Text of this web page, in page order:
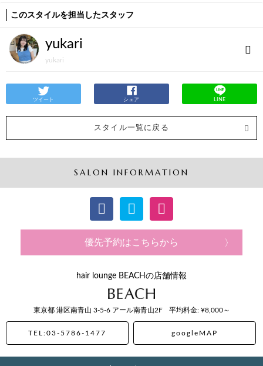
このスタイルを担当したスタッフ
yukari
yukari
ツイート シェア LINE
スタイル一覧に戻る
SALON INFORMATION
優先予約はこちらから
hair lounge BEACHの店舗情報
東京都 港区南青山 3-5-6 アール南青山2F 平均料金: ¥8,000～
TEL:03-5786-1477 googleMAP